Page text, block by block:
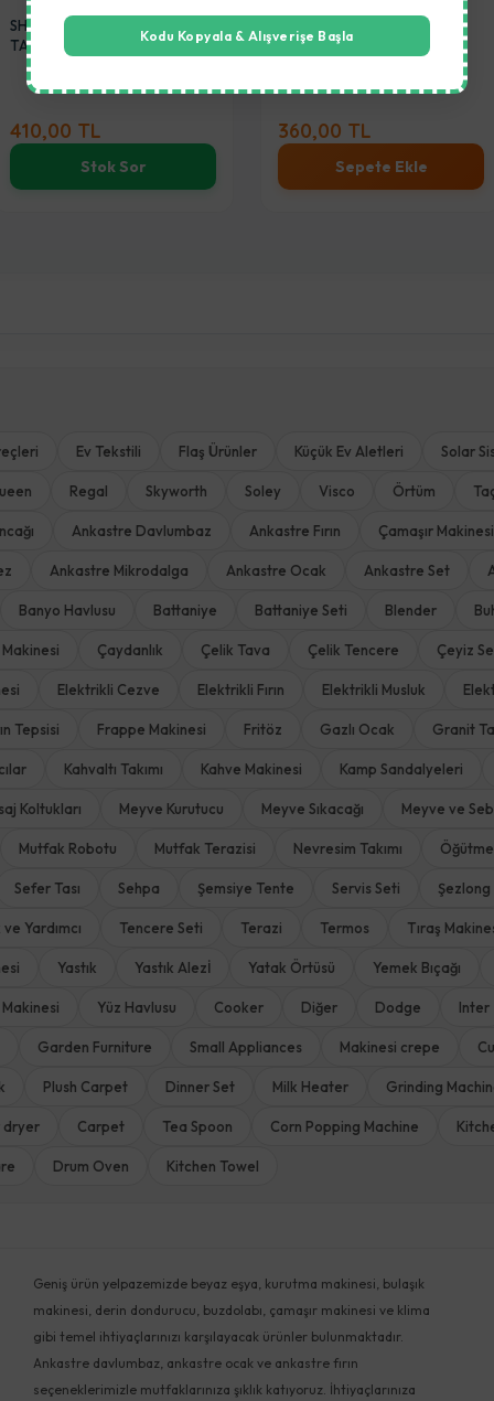
SHURIDEBRO 24CM GRANIT
TAVA
410,00 TL
Stok Sor
SHURIDEBRO 22CM GRANIT
TAVA
360,00 TL
Sepete Ekle
Ev Tekstili Flaş Ürünler Küçük Ev Aletleri Solar
Regal Skyworth Soley Visco Örtüm
Ankastre Davlumbaz Ankastre Fırın Çamaşır Makinesi
Ankastre Mikrodalga Ankastre Ocak Ankastre Set
Banyo Havlusu Battaniye Battaniye Seti Blender
Çaydanlık Çelik Tava Çelik Tencere Çeyiz
Elektrikli Cezve Elektrikli Fırın Elektrikli Musluk
Tepsisi Frappe Makinesi Fritöz Gazlı Ocak Granit
Kahvaltı Takımı Kahve Makinesi Kamp Sandalyeleri
Koltukları Meyve Kurutucu Meyve Sıkacağı Meyve ve
Mutfak Robotu Mutfak Terazisi Nevresim Takımı
Sefer Tası Sehpa Şemsiye Tente Servis Seti Şezlong
Yardımcı Tencere Seti Terazi Termos Tıraş
Yastık Yastık Alezİ Yatak Örtüsü Yemek Bıçağı
Yüz Havlusu Cooker Diğer Dodge Inter
Garden Furniture Small Appliances Makinesi crepe
Plush Carpet Dinner Set Milk Heater Grinding
dryer Carpet Tea Spoon Corn Popping Machine
Drum Oven Kitchen Towel
Geniş ürün yelpazemizde beyaz eşya, kurutma makinesi, bulaşık
makinesi, derin dondurucu, buzdolabı, çamaşır makinesi ve klima
gibi temel ihtiyaçlarınızı karşılayacak ürünler bulunmaktadır.
Ankastre davlumbaz, ankastre ocak ve ankastre fırın
seçeneklerimizle mutfaklarınıza şıklık katıyoruz. İhtiyaçlarınıza
Kodu Kopyala & Alışverişe Başla